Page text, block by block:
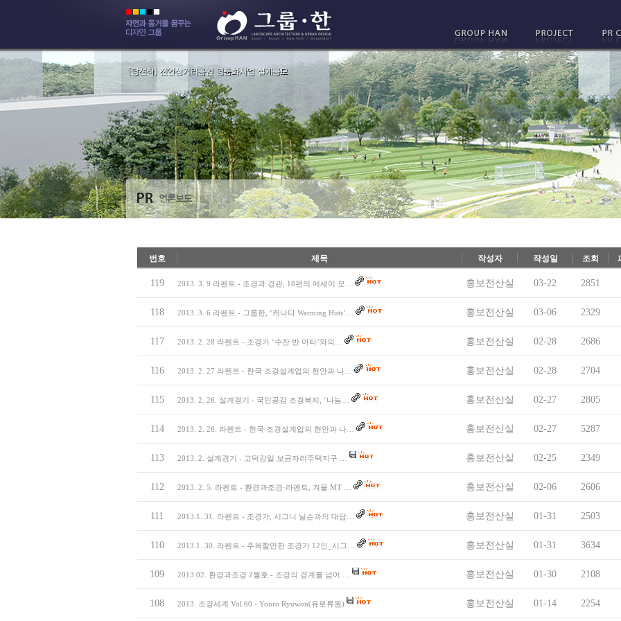
번호 제목 작성자 작성일 조회
119 2013. 3. 9 라펜트 - 조경과 경관, 18편의 에세이 모… 홍보전산실 03-22 2851
118 2013. 3. 6 라펜트 - 그룹한, ‘캐나다 Warming Huts’… 홍보전산실 03-06 2329
117 2013. 2. 28 라펜트 - 조경가 ‘수잔 반 아타’와의… 홍보전산실 02-28 2686
116 2013. 2. 27 라펜트 - 한국 조경설계업의 현안과 나… 홍보전산실 02-28 2704
115 2013. 2. 26. 설계경기 - 국민공감 조경복지, ‘나눔… 홍보전산실 02-27 2805
114 2013. 2. 26. 라펜트 - 한국 조경설계업의 현안과 나… 홍보전산실 02-27 5287
113 2013. 2. 설계경기 - 고덕강일 보금자리주택지구 … 홍보전산실 02-25 2349
112 2013. 2. 5. 라펜트 - 환경과조경·라펜트, 겨울 MT … 홍보전산실 02-06 2606
111 2013.1. 31. 라펜트 - 조경가, 시그니 닐슨과의 대담… 홍보전산실 01-31 2503
110 2013.1. 30. 라펜트 - 주목할만한 조경가 12인_시그… 홍보전산실 01-31 3634
109 2013.02. 환경과조경 2월호 - 조경의 경계를 넘어 … 홍보전산실 01-30 2108
108 2013. 조경세계 Vol.60 - Youro Ryuwon(유로류원) 홍보전산실 01-14 2254